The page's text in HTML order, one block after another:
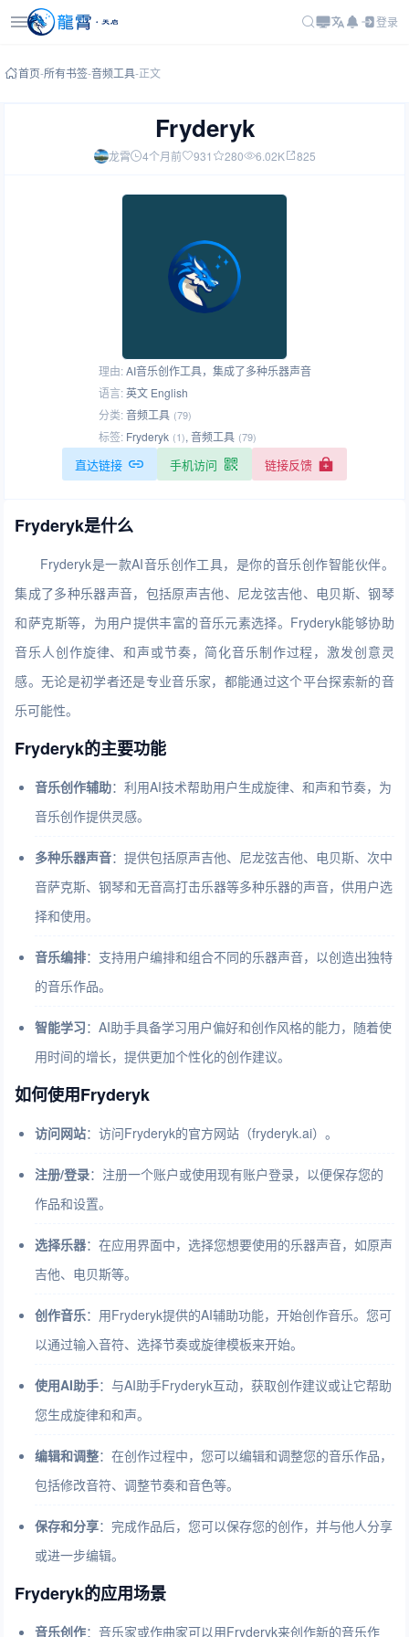
登录
首页-所有书签-音频工具-正文
Fryderyk
龙霄 4个月前 931 280 6.02K 825
理由:AI音乐创作工具，集成了多种乐器声音
语言:英文 English
分类:音频工具 (79)
标签: Fryderyk (1), 音频工具 (79)
直达链接 手机访问 链接反馈
Fryderyk是什么
Fryderyk是一款AI音乐创作工具，是你的音乐创作智能伙伴。
集成了多种乐器声音，包括原声吉他、尼龙弦吉他、电贝斯、钢琴
和萨克斯等，为用户提供丰富的音乐元素选择。Fryderyk能够协助
音乐人创作旋律、和声或节奏，简化音乐制作过程，激发创意灵
感。无论是初学者还是专业音乐家，都能通过这个平台探索新的音
乐可能性。
Fryderyk的主要功能
音乐创作辅助：利用AI技术帮助用户生成旋律、和声和节奏，为
音乐创作提供灵感。
多种乐器声音：提供包括原声吉他、尼龙弦吉他、电贝斯、次中
音萨克斯、钢琴和无音高打击乐器等多种乐器的声音，供用户选
择和使用。
音乐编排：支持用户编排和组合不同的乐器声音，以创造出独特
的音乐作品。
智能学习：AI助手具备学习用户偏好和创作风格的能力，随着使
用时间的增长，提供更加个性化的创作建议。
如何使用Fryderyk
访问网站：访问Fryderyk的官方网站（fryderyk.ai）。
注册/登录：注册一个账户或使用现有账户登录，以便保存您的
作品和设置。
选择乐器：在应用界面中，选择您想要使用的乐器声音，如原声
吉他、电贝斯等。
创作音乐：用Fryderyk提供的AI辅助功能，开始创作音乐。您可
以通过输入音符、选择节奏或旋律模板来开始。
使用AI助手：与AI助手Fryderyk互动，获取创作建议或让它帮助
您生成旋律和和声。
编辑和调整：在创作过程中，您可以编辑和调整您的音乐作品，
包括修改音符、调整节奏和音色等。
保存和分享：完成作品后，您可以保存您的创作，并与他人分享
或进一步编辑。
Fryderyk的应用场景
音乐创作：音乐家或作曲家可以用Fryderyk来创作新的音乐作